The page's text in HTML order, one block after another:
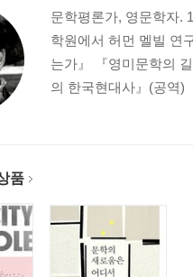
문학평론가, 영문학자.
학원에서 허먼 멜빌 연
는가』 『영미문학의
의 한국현대사』(공역)
품